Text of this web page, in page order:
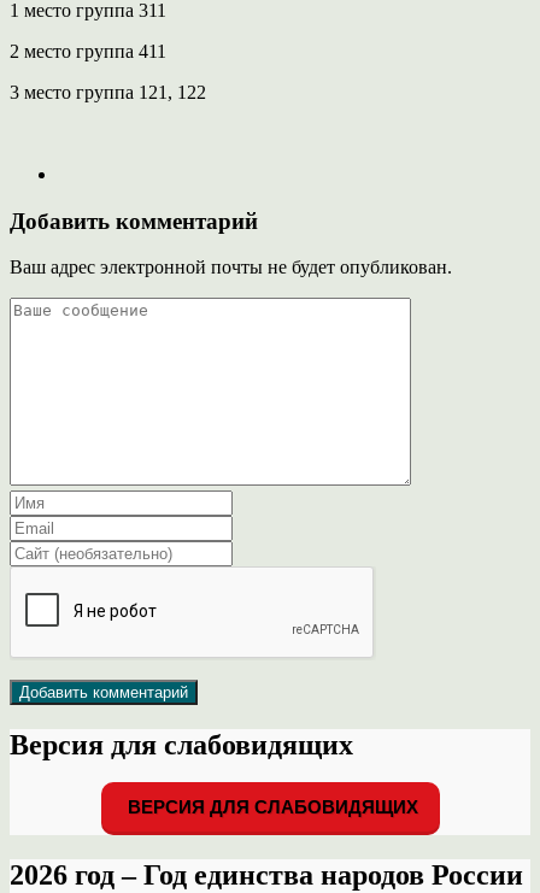
1 место группа 311
2 место группа 411
3 место группа 121, 122
Добавить комментарий
Ваш адрес электронной почты не будет опубликован.
Версия для слабовидящих
ВЕРСИЯ ДЛЯ СЛАБОВИДЯЩИХ
2026 год – Год единства народов России